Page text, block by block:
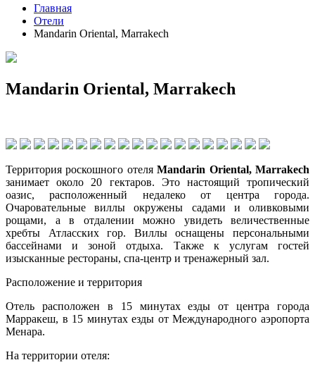
Главная
Отели
Mandarin Oriental, Marrakech
Mandarin Oriental, Marrakech
Территория роскошного отеляMandarin Oriental, Marrakech
занимает около 20 гектаров. Это настоящий тропический
оазис, расположенный недалеко от центра города.
Очаровательные виллы окружены садами и оливковыми
рощами, а в отдалении можно увидеть величественные
хребты Атласских гор. Виллы оснащены персональными
бассейнами и зоной отдыха. Также к услугам гостей
изысканные рестораны, спа-центр и тренажерный зал.
Расположение и территория
Отель расположен в 15 минутах езды от центра города
Марракеш, в 15 минутах езды от Международного аэропорта
Менара.
На территории отеля: